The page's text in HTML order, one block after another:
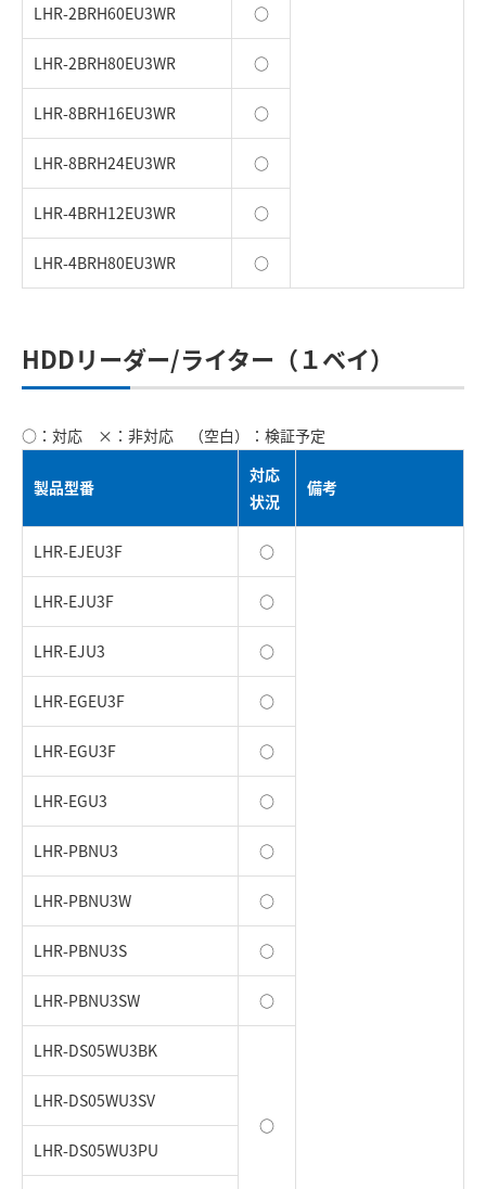
LHR-2BRH60EU3WR ○
LHR-2BRH80EU3WR ○
LHR-8BRH16EU3WR ○
LHR-8BRH24EU3WR ○
LHR-4BRH12EU3WR ○
LHR-4BRH80EU3WR ○
HDDリーダー/ライター（１ベイ）
○：対応 ×：非対応 （空白）：検証予定
製品型番
対応
状況
備考
LHR-EJEU3F ○
LHR-EJU3F ○
LHR-EJU3 ○
LHR-EGEU3F ○
LHR-EGU3F ○
LHR-EGU3 ○
LHR-PBNU3 ○
LHR-PBNU3W ○
LHR-PBNU3S ○
LHR-PBNU3SW ○
LHR-DS05WU3BK
○
LHR-DS05WU3SV
LHR-DS05WU3PU